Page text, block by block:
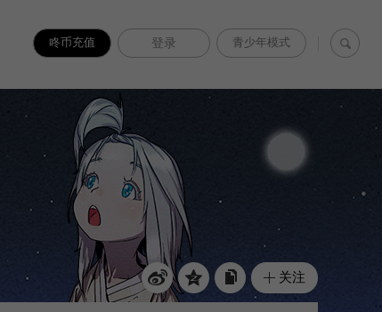
咚币充值 登录 青少年模式
关注